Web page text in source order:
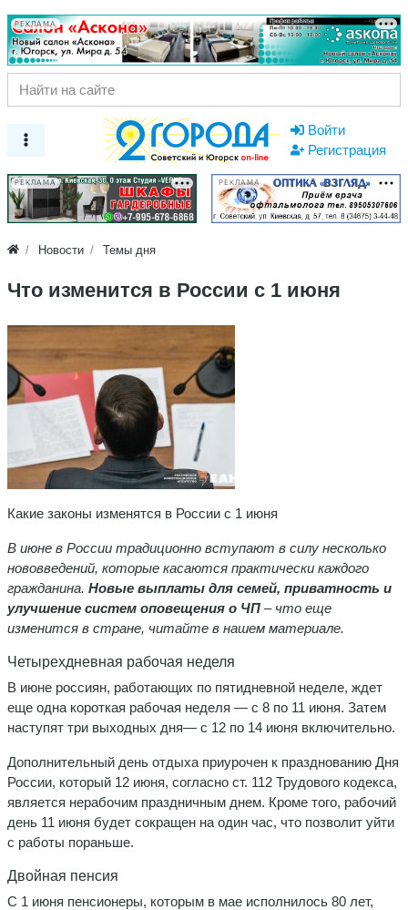
РЕКЛАМА
Войти
Регистрация
РЕКЛАМА РЕКЛАМА
Новости Темы дня
Что изменится в России с 1 июня
Какие законы изменятся в России с 1 июня
В июне в России традиционно вступают в силу несколько
нововведений, которые касаются практически каждого
гражданина. Новые выплаты для семей, приватность и
улучшение систем оповещения о ЧП – что еще
изменится в стране, читайте в нашем материале.
Четырехдневная рабочая неделя
В июне россиян, работающих по пятидневной неделе, ждет
еще одна короткая рабочая неделя — с 8 по 11 июня. Затем
наступят три выходных дня— с 12 по 14 июня включительно.
Дополнительный день отдыха приурочен к празднованию Дня
России, который 12 июня, согласно ст. 112 Трудового кодекса,
является нерабочим праздничным днем. Кроме того, рабочий
день 11 июня будет сокращен на один час, что позволит уйти
с работы пораньше.
Двойная пенсия
С 1 июня пенсионеры, которым в мае исполнилось 80 лет,